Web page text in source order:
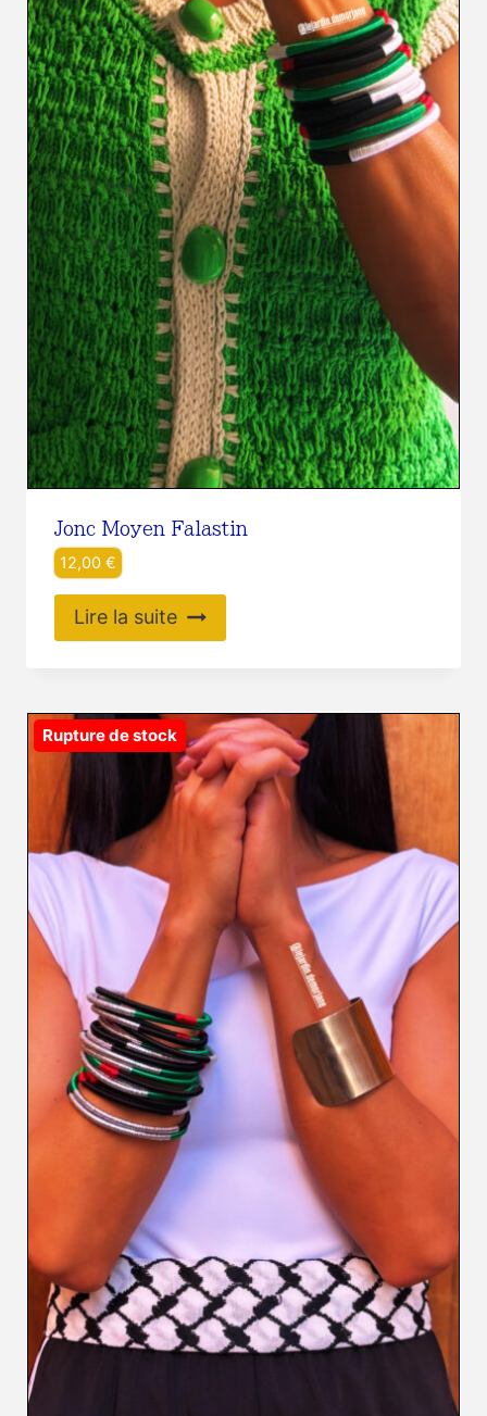
Jonc Moyen Falastin
12,00 €
Lire la suite
Rupture de stock